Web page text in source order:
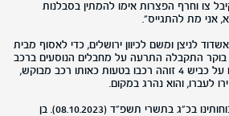
צו וחרף הפצרות אימו להמתין בסבלנות
אני מת להתגייס".
ראשון 8.10 יצא מאשדוד לניצן ומשם לכיוון ירושלים, כדי לאסוף מבית
בוקר התקבלה התרעה על מחבלים הנוסעים ברכב
דומה לרכב שבו נסע. בנוסעו על כביש 4 זוהה רכבו בטעות כאותו רכב מבוקש,
לעברו, והוא נהרג במקום.
ניב איוס נהרג בשוגג מאש כוחותינו בכ"ג בתשרי תשפ"ד (08.10.2023). בן